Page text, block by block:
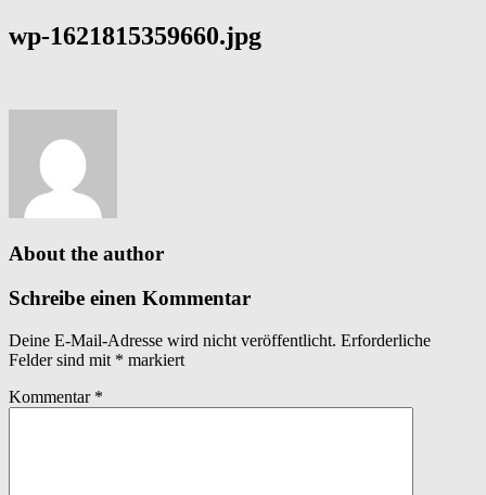
wp-1621815359660.jpg
About the author
Schreibe einen Kommentar
Deine E-Mail-Adresse wird nicht veröffentlicht. Erforderliche
Felder sind mit * markiert
Kommentar *